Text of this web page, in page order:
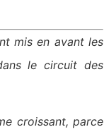
mis en avant les
le circuit des
croissant, parce